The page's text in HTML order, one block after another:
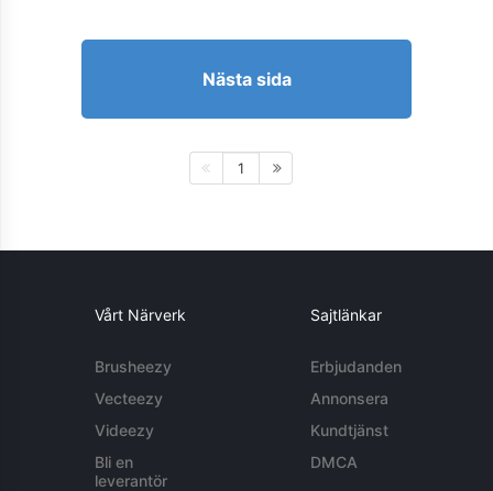
Nästa sida
1
Vårt Närverk
Brusheezy
Vecteezy
Videezy
Bli en
leverantör
Sajtlänkar
Erbjudanden
Annonsera
Kundtjänst
DMCA